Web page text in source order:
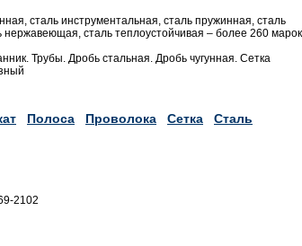
сталь инструментальная, сталь пружинная, сталь
сталь теплоустойчивая – более 260 марок
Трубы. Дробь стальная. Дробь чугунная. Сетка
Полоса Проволока Сетка Сталь
2102